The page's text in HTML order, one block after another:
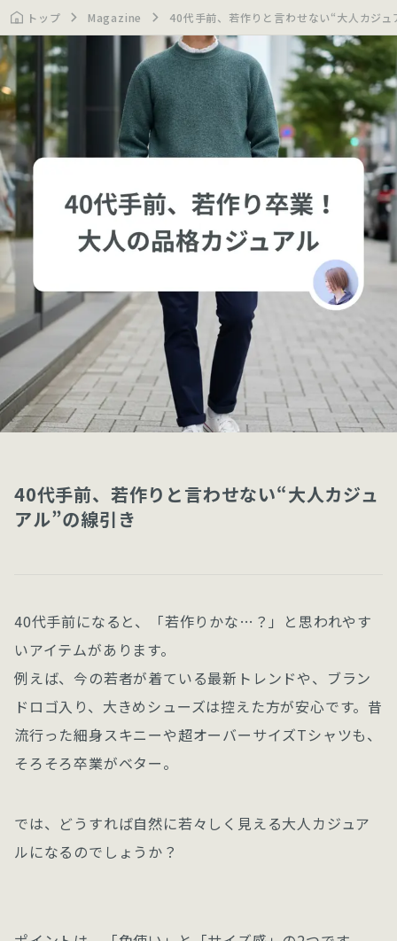
トップ Magazine 40代手前、若作りと言わせない“大人カジュ
40代手前、若作りと言わせない“大人カジュ
アル”の線引き
40代手前になると、「若作りかな…？」と思われやす
いアイテムがあります。
例えば、今の若者が着ている最新トレンドや、ブラン
ドロゴ入り、大きめシューズは控えた方が安心です。昔
流行った細身スキニーや超オーバーサイズTシャツも、
そろそろ卒業がベター。
では、どうすれば自然に若々しく見える大人カジュア
ルになるのでしょうか？